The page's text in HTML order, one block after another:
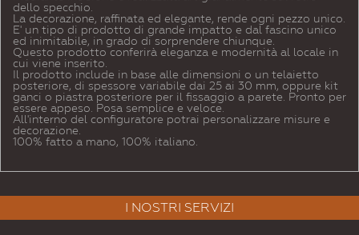
dello specchio.
La decorazione, raffinata ed elegante, rende ogni pezzo unico.
E' un tipo di prodotto di grande impatto e dal fascino unico
ed inimitabile, in grado di sorprendere chiunque.
Questo prodotto conferirà eleganza e modernità al locale in
cui viene inserito.
Il prodotto include in base alle dimensioni o un telaietto
posteriore, di spessore variabile dai 25 ai 30 mm, oppure kit
ganci o piastra posteriore per il fissaggio a parete. Pronto per
essere appeso. Posa semplice e veloce.
All'interno del configuratore potrai personalizzare misure e
decorazione.
100% fatto a mano, 100% italiano.
I NOSTRI SERVIZI